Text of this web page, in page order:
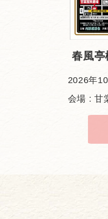
春風亭
2026年
会場 : 甘